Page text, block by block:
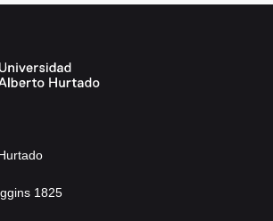
1825